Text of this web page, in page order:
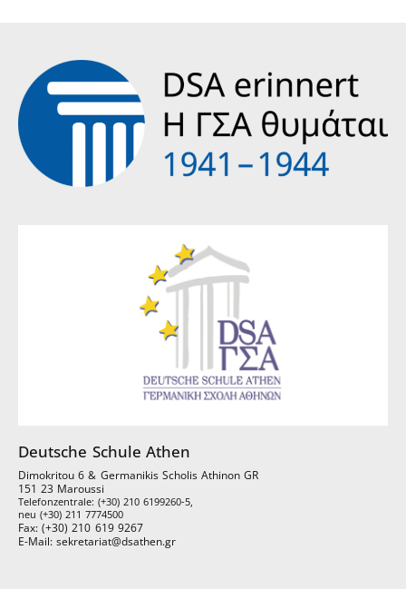
Deutsche Schule Athen
Dimokritou 6 & Germanikis Scholis Athinon GR
151 23 Maroussi
Telefonzentrale: (+30) 210 6199260-5,
neu (+30) 211 7774500
Fax: (+30) 210 619 9267
E-Mail: sekretariat@dsathen.gr